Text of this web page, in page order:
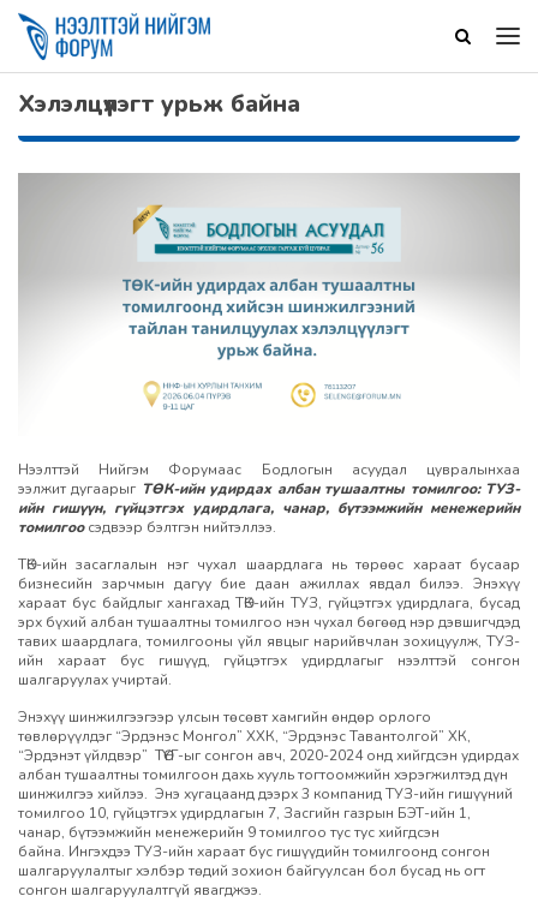
Хэлэлцүүлэгт урьж байна
Нээлттэй Нийгэм Форумаас Бодлогын асуудал цувралынхаа
ээлжит дугаарыг ТӨК-ийн удирдах албан тушаалтны томилгоо: ТУЗ-
ийн гишүүн, гүйцэтгэх удирдлага, чанар, бүтээмжийн менежерийн
томилгоосэдвээр бэлтгэн нийтэллээ.
ТӨК-ийн засаглалын нэг чухал шаардлага нь төрөөс хараат бусаар
бизнесийн зарчмын дагуу бие даан ажиллах явдал билээ. Энэхүү
хараат бус байдлыг хангахад ТӨК-ийн ТУЗ, гүйцэтгэх удирдлага, бусад
эрх бүхий албан тушаалтны томилгоо нэн чухал бөгөөд нэр дэвшигчдэд
тавих шаардлага, томилгооны үйл явцыг нарийвчлан зохицуулж, ТУЗ-
ийн хараат бус гишүүд, гүйцэтгэх удирдлагыг нээлттэй сонгон
шалгаруулах учиртай.
Энэхүү шинжилгээгээр улсын төсөвт хамгийн өндөр орлого
төвлөрүүлдэг “Эрдэнэс Монгол” ХХК, “Эрдэнэс Тавантолгой” ХК,
“Эрдэнэт үйлдвэр” ТӨҮГ-ыг сонгон авч, 2020-2024 онд хийгдсэн удирдах
албан тушаалтны томилгоон дахь хууль тогтоомжийн хэрэгжилтэд дүн
шинжилгээ хийлээ. Энэ хугацаанд дээрх 3 компанид ТУЗ-ийн гишүүний
томилгоо 10, гүйцэтгэх удирдлагын 7, Засгийн газрын БЭТ-ийн 1,
чанар, бүтээмжийн менежерийн 9 томилгоо тус тус хийгдсэн
байна. Ингэхдээ ТУЗ-ийн хараат бус гишүүдийн томилгоонд сонгон
шалгаруулалтыг хэлбэр төдий зохион байгуулсан бол бусад нь огт
сонгон шалгаруулалтгүй явагджээ.